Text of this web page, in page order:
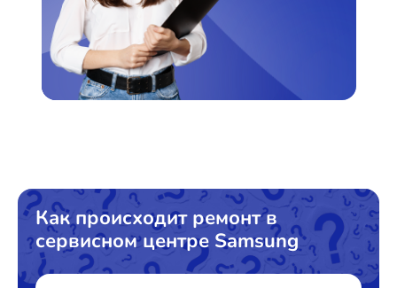
Как происходит ремонт в
сервисном центре Samsung
Ремонт Микроволновых печей
Ремонт Смарт-часов
Ремонт Атс
Ремонт Сплит-систем